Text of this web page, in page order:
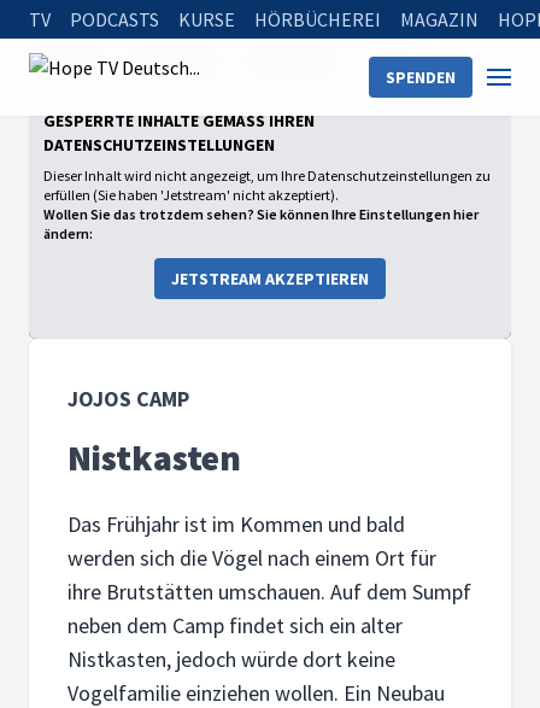
TV PODCASTS KURSE HÖRBÜCHEREI MAGAZIN
SPENDEN
Startseite Nistkasten
GESPERRTE INHALTE GEMÄSS IHREN D
ATENSCHUTZEINSTELLUNGEN
Dieser Inhalt wird nicht angezeigt, um Ihre Datenschutzeinstellungen zu
erfüllen (Sie haben 'Jetstream' nicht akzeptiert).
Wollen Sie das trotzdem sehen? Sie können Ihre Einstellungen hier
ändern:
JETSTREAM AKZEPTIEREN
JOJOS CAMP
Nistkasten
Das Frühjahr ist im Kommen und bald
werden sich die Vögel nach einem Ort für
ihre Brutstätten umschauen. Auf dem Sumpf
neben dem Camp findet sich ein alter
Nistkasten, jedoch würde dort keine
Vogelfamilie einziehen wollen. Ein Neubau